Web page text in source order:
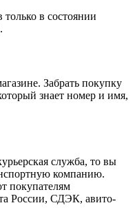
только в состоянии
Забрать покупку
знает номер и имя,
служба, то вы
компанию.
покупателям
России, СДЭК, авито-